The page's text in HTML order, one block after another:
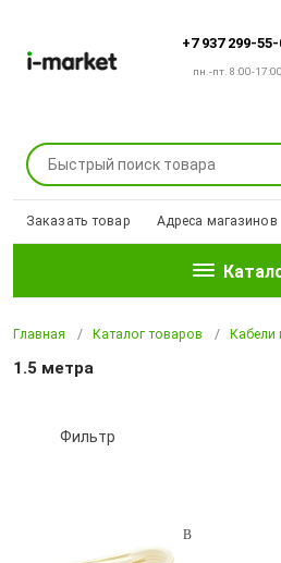
+7 937 299-55-
пн.-пт. 8:00-17:00
Заказать товар Адреса магазинов
Главная Каталог товаров Кабели
1.5 метра
Фильтр